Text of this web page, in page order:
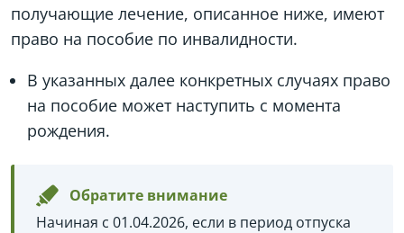
получающие лечение, описанное ниже, имеют
право на пособие по инвалидности.
В указанных далее конкретных случаях право
на пособие может наступить с момента
рождения.
Обратите внимание
Начиная с 01.04.2026, если в период отпуска